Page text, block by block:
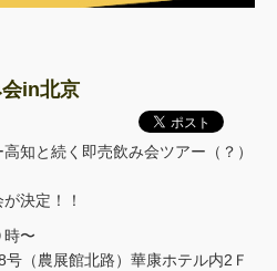
in北京
知と続く即売飲み会ツアー（？）
決定！！
時〜
（農展館北路）華康ホテル内2Ｆ